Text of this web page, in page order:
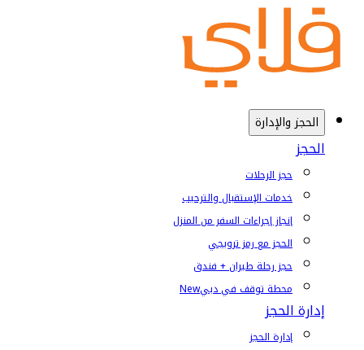
الحجز والإدارة
الحجز
حجز الرحلات
خدمات الإستقبال والترحيب
إنجاز إجراءات السفر من المنزل
الحجز مع رمز ترويجي
حجز رحلة طيران + فندق
محطة توقف في دبيNew
إدارة الحجز
إدارة الحجز